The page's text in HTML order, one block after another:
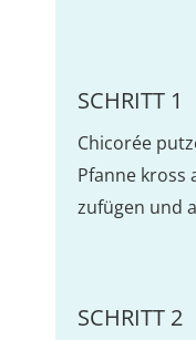
SCHRITT 1
Chicorée
Pfanne kross
zufügen und
SCHRITT 2